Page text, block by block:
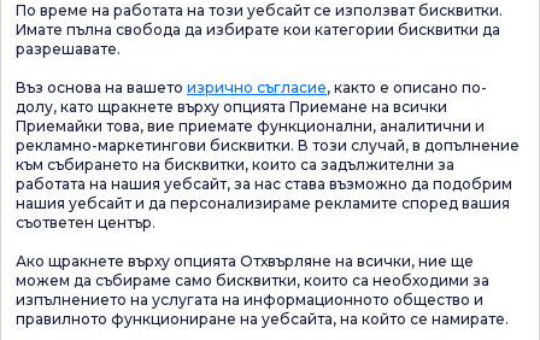
По време на работата на този уебсайт се използват бисквитки.
Имате пълна свобода да избирате кои категории бисквитки да
разрешавате.
Въз основа на вашето изрично съгласие, както е описано по-
долу, като щракнете върху опцията Приемане на всички
Приемайки това, вие приемате функционални, аналитични и
рекламно-маркетингови бисквитки. В този случай, в допълнение
към събирането на бисквитки, които са задължителни за
работата на нашия уебсайт, за нас става възможно да подобрим
нашия уебсайт и да персонализираме рекламите според вашия
съответен център.
Ако щракнете върху опцията Отхвърляне на всички, ние ще
можем да събираме само бисквитки, които са необходими за
изпълнението на услугата на информационното общество и
правилното функциониране на уебсайта, на който се намирате.